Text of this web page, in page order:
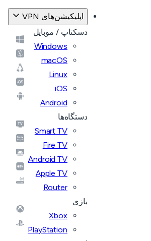
اپلیکیشن‌های VPN
دسکتاپ / موبایل
Windows
macOS
Linux
iOS
Android
دستگاه‌ها
Smart TV
Fire TV
Android TV
Apple TV
Router
بازی
Xbox
PlayStation